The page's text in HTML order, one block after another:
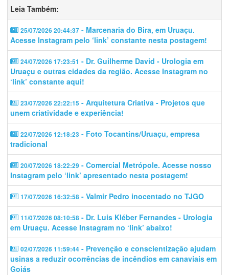
Leia Também:
25/07/2026 20:44:37 - Marcenaria do Bira, em Uruaçu.
Acesse Instagram pelo ‘link’ constante nesta postagem!
24/07/2026 17:23:51 - Dr. Guilherme David - Urologia em
Uruaçu e outras cidades da região. Acesse Instagram no
‘link’ constante aqui!
23/07/2026 22:22:15 - Arquitetura Criativa - Projetos que
unem criatividade e experiência!
22/07/2026 12:18:23 - Foto Tocantins/Uruaçu, empresa
tradicional
20/07/2026 18:22:29 - Comercial Metrópole. Acesse nosso
Instagram pelo ‘link’ apresentado nesta postagem!
17/07/2026 16:32:58 - Valmir Pedro inocentado no TJGO
11/07/2026 08:10:58 - Dr. Luis Kléber Fernandes - Urologia
em Uruaçu. Acesse Instagram no ‘link’ abaixo!
02/07/2026 11:59:44 - Prevenção e conscientização ajudam
usinas a reduzir ocorrências de incêndios em canaviais em
Goiás